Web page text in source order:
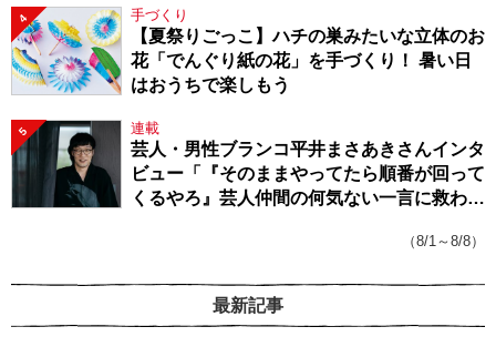
4 手づくり
【夏祭りごっこ】ハチの巣みたいな立体のお
花「でんぐり紙の花」を手づくり！ 暑い日
はおうちで楽しもう
5 連載
芸人・男性ブランコ平井まさあきさんインタ
ビュー「『そのままやってたら順番が回って
くるやろ』芸人仲間の何気ない一言に救われ
（8/1～8/8）
最新記事